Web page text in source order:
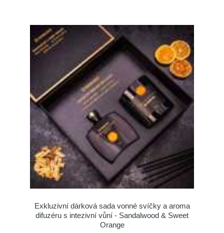
Exkluzivní dárková sada vonné svíčky a aroma
difuzéru s intezivní vůní - Sandalwood & Sweet
Orange